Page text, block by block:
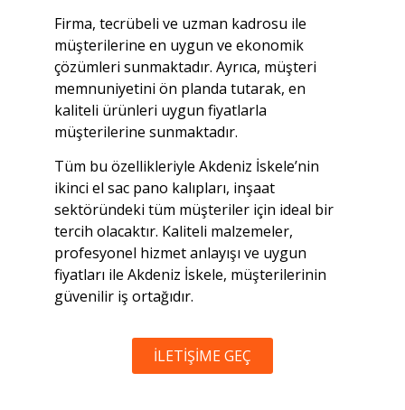
Firma, tecrübeli ve uzman kadrosu ile
müşterilerine en uygun ve ekonomik
çözümleri sunmaktadır. Ayrıca, müşteri
memnuniyetini ön planda tutarak, en
kaliteli ürünleri uygun fiyatlarla
müşterilerine sunmaktadır.
Tüm bu özellikleriyle Akdeniz İskele’nin
ikinci el sac pano kalıpları, inşaat
sektöründeki tüm müşteriler için ideal bir
tercih olacaktır. Kaliteli malzemeler,
profesyonel hizmet anlayışı ve uygun
fiyatları ile Akdeniz İskele, müşterilerinin
güvenilir iş ortağıdır.
İLETİŞİME GEÇ